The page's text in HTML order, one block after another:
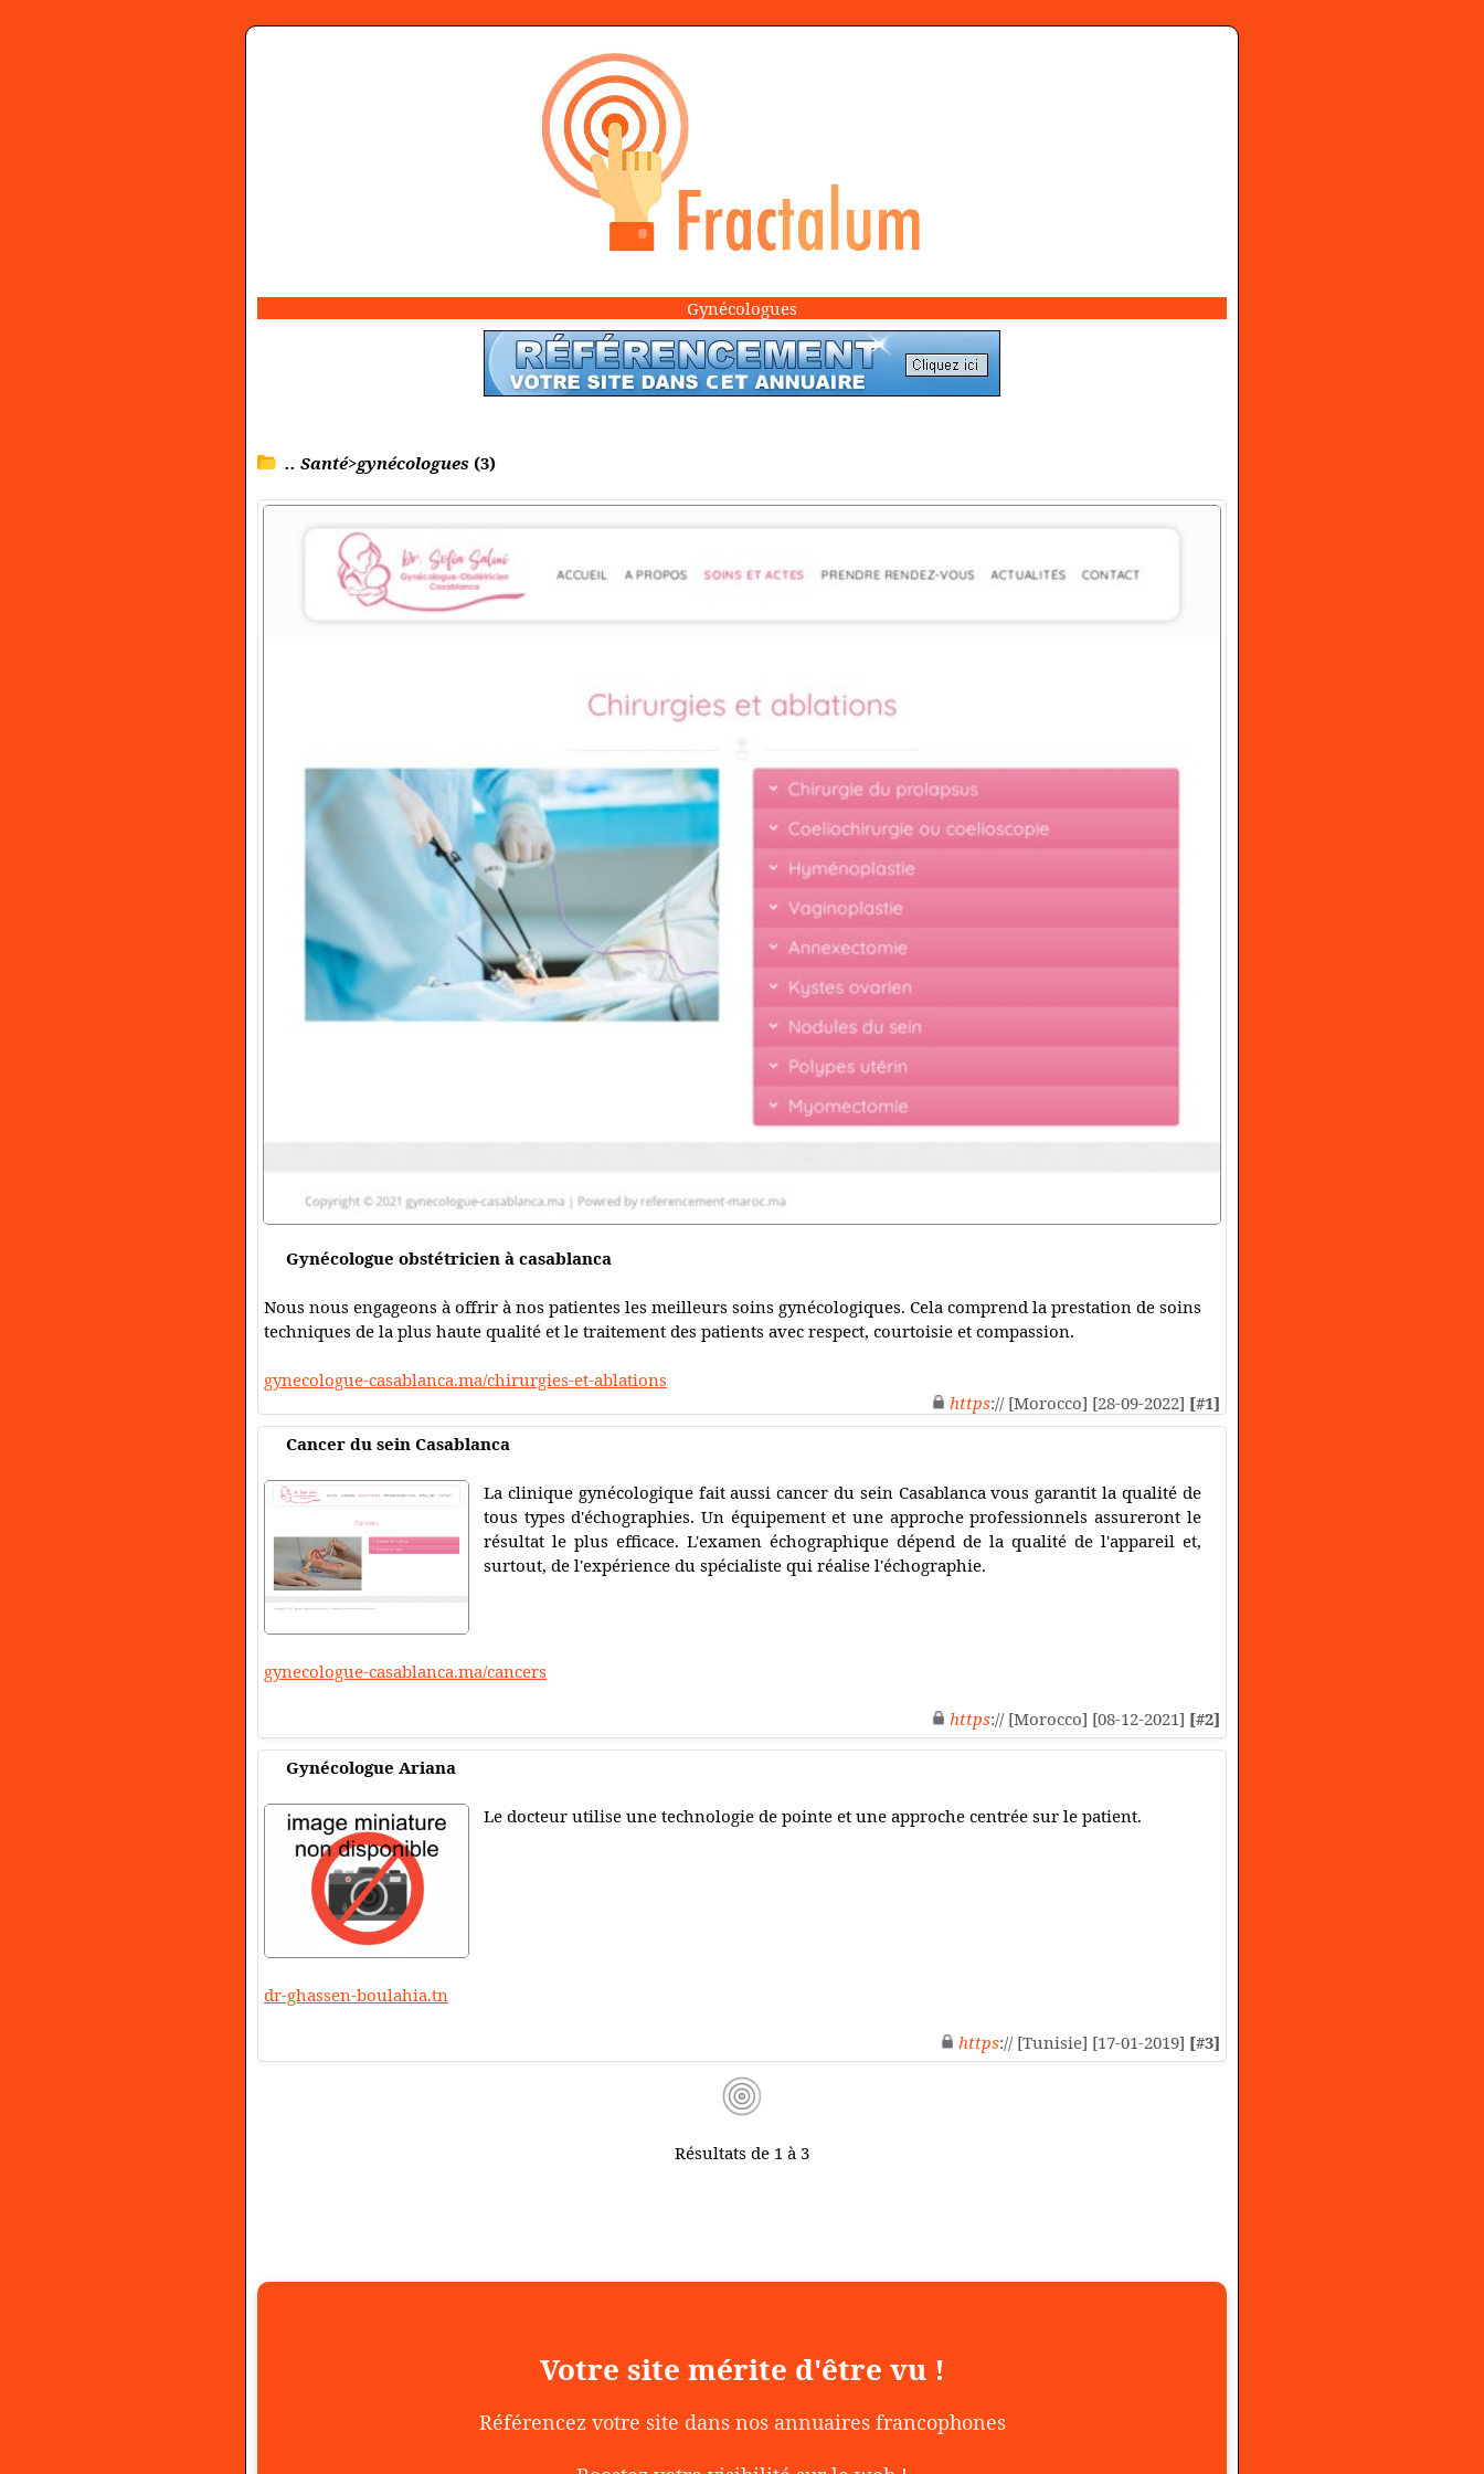
Gynécologues
.. Santé>gynécologues (3)
Gynécologue obstétricien à casablanca
Nous nous engageons à offrir à nos patientes les meilleurs soins gynécologiques. Cela comprend la prestation de soins
techniques de la plus haute qualité et le traitement des patients avec respect, courtoisie et compassion.
gynecologue-casablanca.ma/chirurgies-et-ablations
https:// [Morocco] [28-09-2022] [#1]
Cancer du sein Casablanca
La clinique gynécologique fait aussi cancer du sein Casablanca vous garantit la qualité de
tous types d'échographies. Un équipement et une approche professionnels assureront le
résultat le plus efficace. L'examen échographique dépend de la qualité de l'appareil et,
surtout, de l'expérience du spécialiste qui réalise l'échographie.
gynecologue-casablanca.ma/cancers
https:// [Morocco] [08-12-2021] [#2]
Gynécologue Ariana
Le docteur utilise une technologie de pointe et une approche centrée sur le patient.
dr-ghassen-boulahia.tn
https:// [Tunisie] [17-01-2019] [#3]
Résultats de 1 à 3
Votre site mérite d'être vu !
Référencez votre site dans nos annuaires francophones